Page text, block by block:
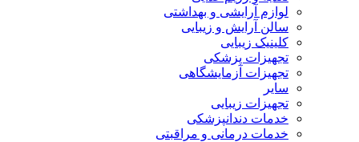
لوازم آرایشی و بهداشتی
سالن آرایش و زیبایی
کلینیک زیبایی
تجهیزات پزشکی
تجهیزات آزمایشگاهی
سایر
تجهیزات زیبایی
خدمات دندانپزشکی
خدمات درمانی و مراقبتی